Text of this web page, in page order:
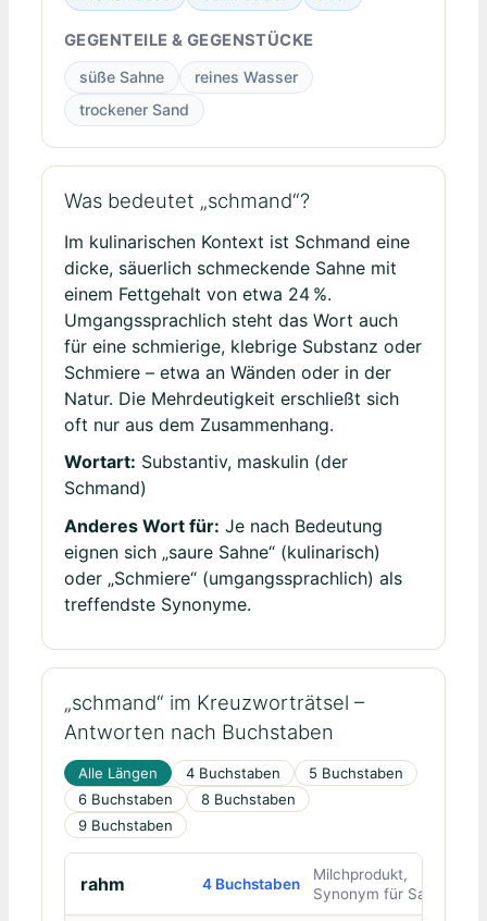
GEGENTEILE & GEGENSTÜCKE
süße Sahne
reines Wasser
trockener Sand
Was bedeutet „schmand“?
Im kulinarischen Kontext ist Schmand eine
dicke, säuerlich schmeckende Sahne mit
einem Fettgehalt von etwa 24 %.
Umgangssprachlich steht das Wort auch
für eine schmierige, klebrige Substanz oder
Schmiere – etwa an Wänden oder in der
Natur. Die Mehrdeutigkeit erschließt sich
oft nur aus dem Zusammenhang.
Wortart: Substantiv, maskulin (der
Schmand)
Anderes Wort für: Je nach Bedeutung
eignen sich „saure Sahne“ (kulinarisch)
oder „Schmiere“ (umgangssprachlich) als
treffendste Synonyme.
„schmand“ im Kreuzworträtsel –
Antworten nach Buchstaben
Alle Längen 4 Buchstaben
5 Buchstaben
6 Buchstaben
8 Buchstaben
9 Buchstaben
rahm 4 Buchstaben
Milchprodukt,
Synonym für Sahne